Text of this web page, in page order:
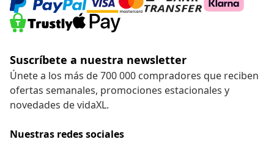
Suscríbete a nuestra newsletter
Únete a los más de 700 000 compradores que reciben
ofertas semanales, promociones estacionales y
novedades de vidaXL.
Nuestras redes sociales